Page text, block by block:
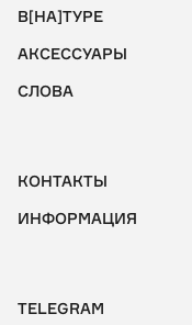
В[НА]ТУРЕ
АКСЕССУАРЫ
СЛОВА
КОНТАКТЫ
ИНФОРМАЦИЯ
TELEGRAM